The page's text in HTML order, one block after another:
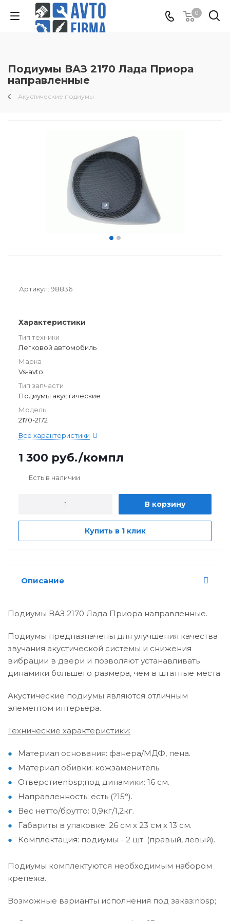
0
Подиумы ВАЗ 2170 Лада Приора
направленные
Акустические подиумы
Артикул: 98836
Характеристики
Тип техники
Легковой автомобиль
Марка
Vs-avto
Тип запчасти
Подиумы акустические
Модель
2170-2172
Все характеристики
1 300 руб./компл
Есть в наличии
В корзину
Купить в 1 клик
Описание
Подиумы ВАЗ 2170 Лада Приора направленные.
Подиумы предназначены для улучшения качества
звучания акустической системы и снижения
вибрации в двери и позволяют устанавливать
динамики большего размера, чем в штатные места.
Акустические подиумы являются отличным
элементом интерьера.
Технические характеристики:
Материал основания: фанера/МДФ, пена.
Материал обивки: кожзаменитель.
Отверстиеnbsp;под динамики: 16 см.
Направленность: есть (?15°).
Вес нетто/брутто: 0,9кг/1,2кг.
Габариты в упаковке: 26 см х 23 см х 13 см.
Комплектация: подиумы - 2 шт. (правый, левый).
Подиумы комплектуются необходимым набором
крепежа.
Возможные варианты исполнения под заказ:nbsp;